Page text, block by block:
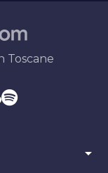
Toscane
arrow_drop_down